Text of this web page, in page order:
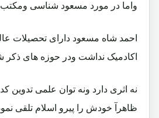
واما در مورد مسعود شناسی
احمد شاه مسعود دارای تحصیلات
اکادمیک نداشت ودر حوزه های ذکر
نه اثری دارد ونه توان علمی تدوین
ظاهرآ خودش را پیرو اسلام تلقی